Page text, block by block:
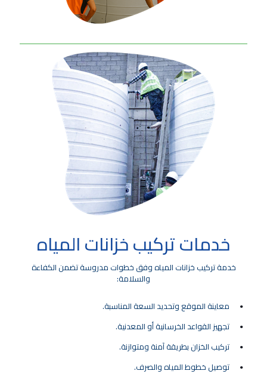
خدمات تركيب خزانات المياه
خدمة تركيب خزانات المياه وفق خطوات مدروسة تضمن الكفاءة
والسلامة:
معاينة الموقع وتحديد السعة المناسبة.
تجهيز القواعد الخرسانية أو المعدنية.
تركيب الخزان بطريقة آمنة ومتوازنة.
توصيل خطوط المياه والصرف.